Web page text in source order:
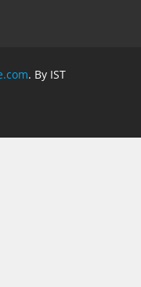
. By IST